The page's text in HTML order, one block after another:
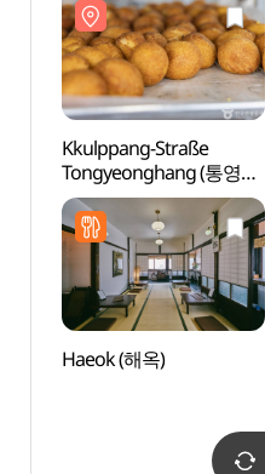
Kkulppang-Straße
Tongyeonghang (통영항
꿀빵거리)
Haeok (해옥)